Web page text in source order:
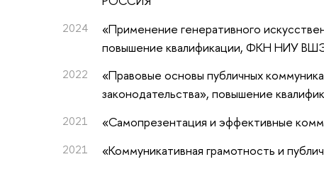
2024 «Применение генеративного
повышение квалификации, ФКН НИУ
2022
«Правовые основы публичных
законодательства», повышение
2021 «Самопрезентация и эффективные
2021 «Коммуникативная грамотность и